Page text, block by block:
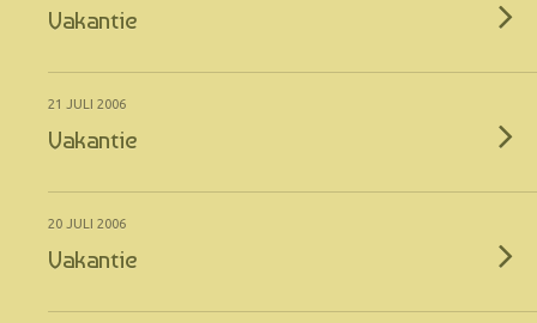
Vakantie
21 JULI 2006
Vakantie
20 JULI 2006
Vakantie